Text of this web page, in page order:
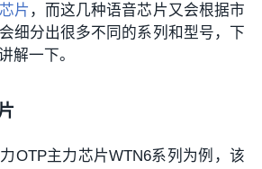
片 ，而这几种语音芯片又会根据市
细分出很多不同的系列和型号，下
解一下。
OTP主力芯片WTN6系列为例，该